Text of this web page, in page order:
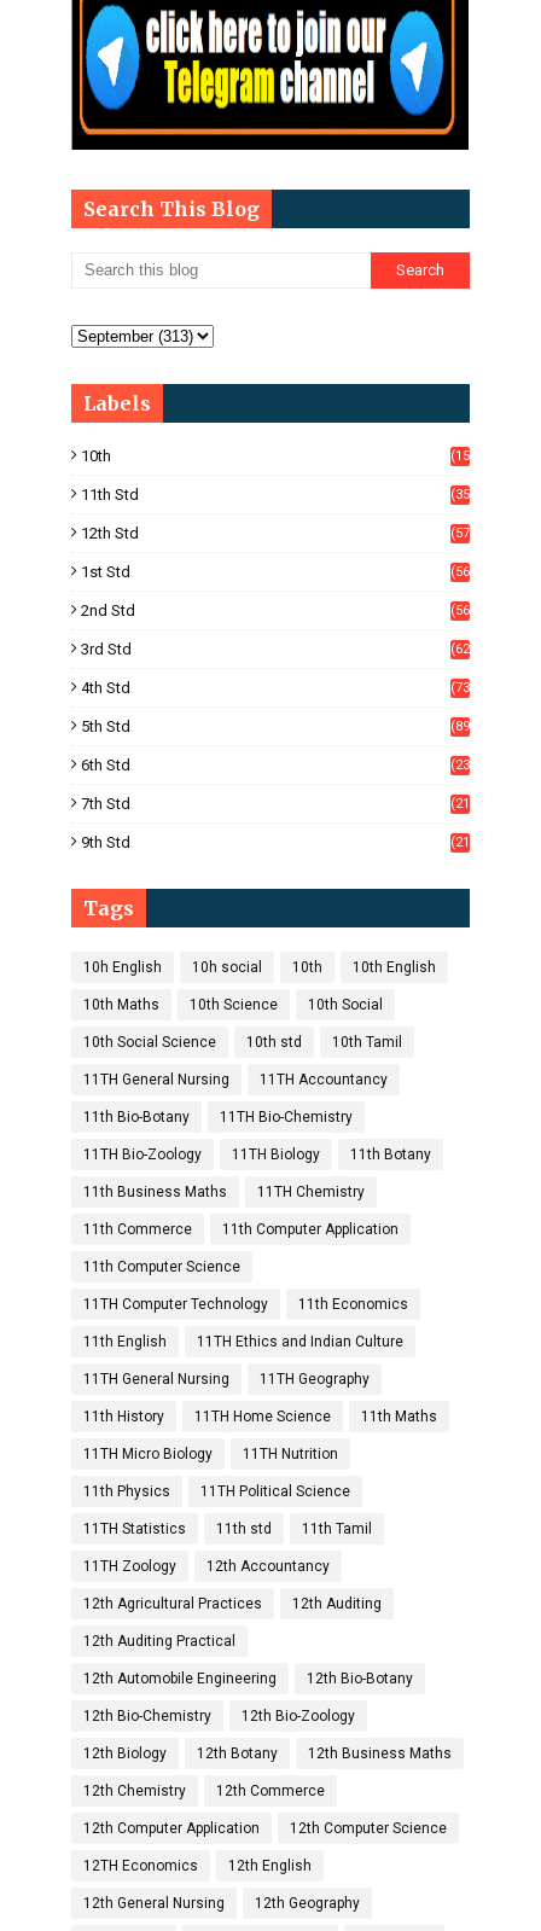
Search This Blog
Labels
10th
(15
11th Std
(35
12th Std
(57
1st Std
(56
2nd Std
(56
3rd Std
(62
4th Std
(73
5th Std
(89
6th Std
(23
7th Std
(21
9th Std
(21
Tags
10h English 10h social 10th 10th English
10th Maths 10th Science 10th Social
10th Social Science 10th std 10th Tamil
11TH General Nursing 11TH Accountancy
11th Bio-Botany 11TH Bio-Chemistry
11TH Bio-Zoology 11TH Biology 11th Botany
11th Business Maths 11TH Chemistry
11th Commerce 11th Computer Application
11th Computer Science
11TH Computer Technology 11th Economics
11th English 11TH Ethics and Indian Culture
11TH General Nursing 11TH Geography
11th History 11TH Home Science 11th Maths
11TH Micro Biology 11TH Nutrition
11th Physics 11TH Political Science
11TH Statistics 11th std 11th Tamil
11TH Zoology 12th Accountancy
12th Agricultural Practices 12th Auditing
12th Auditing Practical
12th Automobile Engineering 12th Bio-Botany
12th Bio-Chemistry 12th Bio-Zoology
12th Biology 12th Botany 12th Business Maths
12th Chemistry 12th Commerce
12th Computer Application 12th Computer Science
12TH Economics 12th English
12th General Nursing 12th Geography